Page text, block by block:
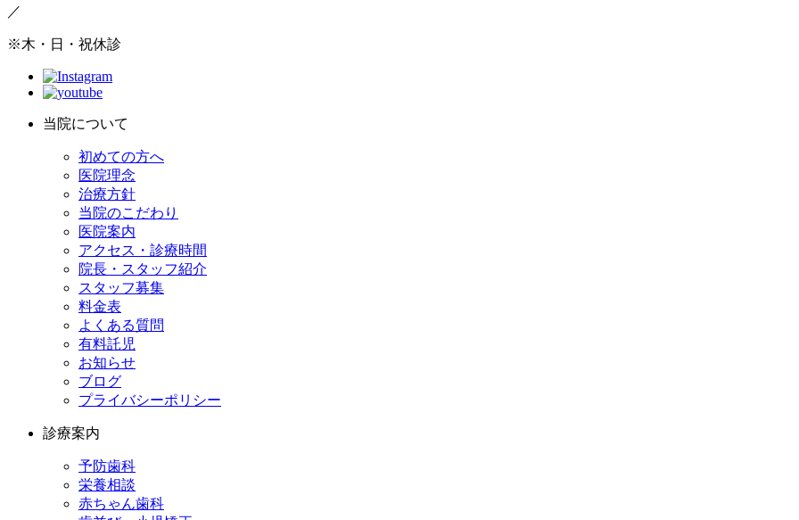
／
※木・日・祝休診
当院について
初めての方へ
医院理念
治療方針
当院のこだわり
医院案内
アクセス・診療時間
院長・スタッフ紹介
スタッフ募集
料金表
よくある質問
有料託児
お知らせ
ブログ
プライバシーポリシー
診療案内
予防歯科
栄養相談
赤ちゃん歯科